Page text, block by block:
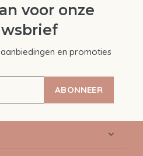
voor onze
en promoties
ABONNEER